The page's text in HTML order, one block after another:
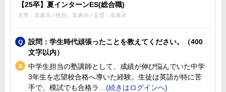
【25卒】夏インターンES(総合職)
大学：非表示 / 性別：非表示 / 文理：非表示
設問：学生時代頑張ったことを教えてください。（400
文字以内）
中学生担当の塾講師として、成績が伸び悩んでいた中学
3年生を志望校合格へ導いた経験。生徒は英語が特に苦
手で、模試でも合格ラ